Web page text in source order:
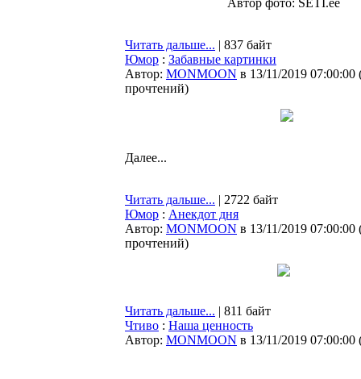
Автор фото: SETI.ee
Читать дальше... | 837 байт
Юмор : Забавные картинки
Автор: MONMOON в 13/11/2019 07:00:00
прочтений)
Далее...
Читать дальше... | 2722 байт
Юмор : Анекдот дня
Автор: MONMOON в 13/11/2019 07:00:00
прочтений)
Читать дальше... | 811 байт
Чтиво : Наша ценность
Автор: MONMOON в 13/11/2019 07:00:00